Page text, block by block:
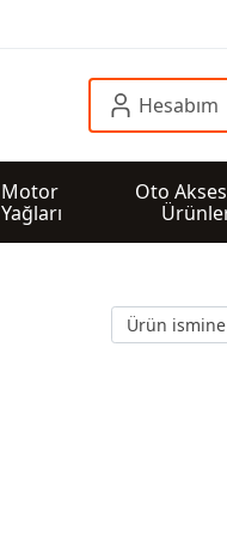
Hesabım
Motor
Yağları
Oto